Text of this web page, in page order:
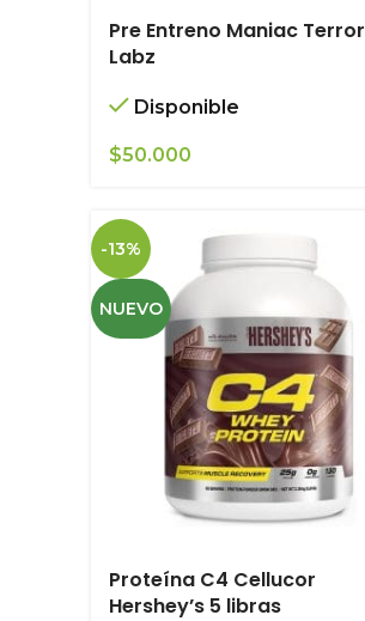
Pre Entreno Maniac Terror
Labz
Disponible
$50.000
-13%
NUEVO
Proteína C4 Cellucor
Hershey’s 5 libras